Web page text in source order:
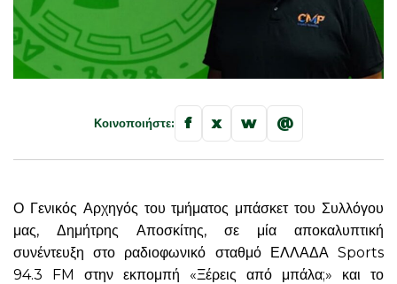
Κοινοποιήστε: f x w @
Ο Γενικός Αρχηγός του τμήματος μπάσκετ του Συλλόγου
μας, Δημήτρης Αποσκίτης, σε μία αποκαλυπτική
συνέντευξη στο ραδιοφωνικό σταθμό ΕΛΛΑΔΑ Sports
94.3 FM στην εκπομπή «Ξέρεις από μπάλα;» και το